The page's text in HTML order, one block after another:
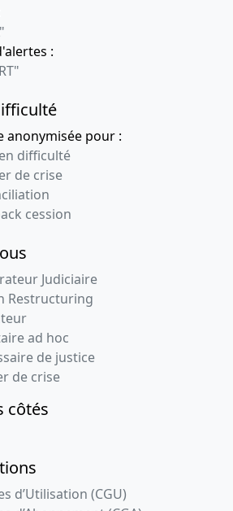
:
anonymisée pour :
difficulté
de crise
cession
Judiciaire
Restructuring
ad hoc
de justice
de crise
côtés
d’Utilisation (CGU)